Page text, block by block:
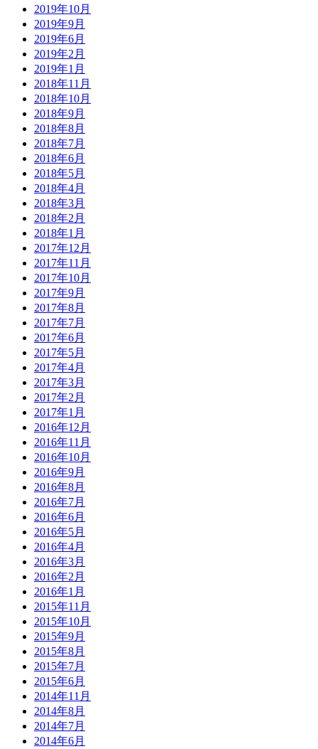
2019年10月
2019年9月
2019年6月
2019年2月
2019年1月
2018年11月
2018年10月
2018年9月
2018年8月
2018年7月
2018年6月
2018年5月
2018年4月
2018年3月
2018年2月
2018年1月
2017年12月
2017年11月
2017年10月
2017年9月
2017年8月
2017年7月
2017年6月
2017年5月
2017年4月
2017年3月
2017年2月
2017年1月
2016年12月
2016年11月
2016年10月
2016年9月
2016年8月
2016年7月
2016年6月
2016年5月
2016年4月
2016年3月
2016年2月
2016年1月
2015年11月
2015年10月
2015年9月
2015年8月
2015年7月
2015年6月
2014年11月
2014年8月
2014年7月
2014年6月